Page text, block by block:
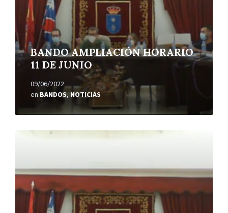
BANDO AMPLIACIÓN HORARIO
11 DE JUNIO
09/06/2022
en BANDOS, NOTICIAS